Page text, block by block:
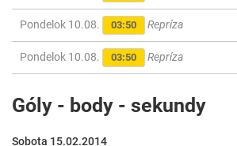
Pondelok 10.08. 03:50 Repríza
Pondelok 10.08. 03:50 Repríza
Góly - body - sekundy
Sobota 15.02.2014